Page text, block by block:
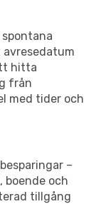
avresedatum
hitta
från
med tider och
–
boende och
tillgång